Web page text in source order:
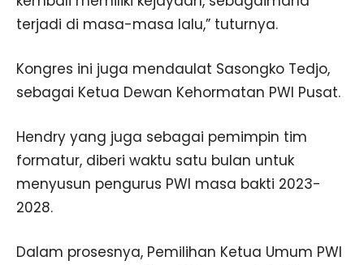
terjadi di masa-masa lalu,” tuturnya.
Kongres ini juga mendaulat Sasongko Tedjo,
sebagai Ketua Dewan Kehormatan PWI Pusat.
Hendry yang juga sebagai pemimpin tim
formatur, diberi waktu satu bulan untuk
menyusun pengurus PWI masa bakti 2023-
2028.
Dalam prosesnya, Pemilihan Ketua Umum PWI